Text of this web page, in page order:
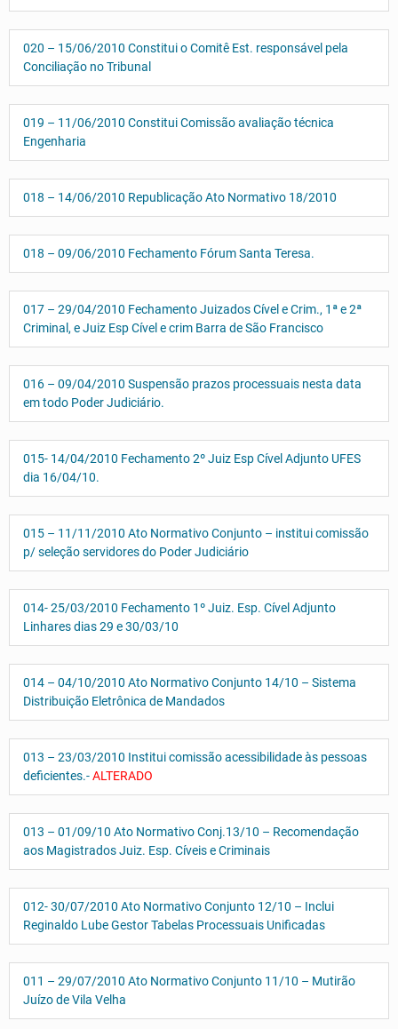
020 – 15/06/2010 Constitui o Comitê Est. responsável pela
Conciliação no Tribunal
019 – 11/06/2010 Constitui Comissão avaliação técnica
Engenharia
018 – 14/06/2010 Republicação Ato Normativo 18/2010
018 – 09/06/2010 Fechamento Fórum Santa Teresa.
017 – 29/04/2010 Fechamento Juizados Cível e Crim., 1ª e 2ª
Criminal, e Juiz Esp Cível e crim Barra de São Francisco
016 – 09/04/2010 Suspensão prazos processuais nesta data
em todo Poder Judiciário.
015- 14/04/2010 Fechamento 2º Juiz Esp Cível Adjunto UFES
dia 16/04/10.
015 – 11/11/2010 Ato Normativo Conjunto – institui comissão
p/ seleção servidores do Poder Judiciário
014- 25/03/2010 Fechamento 1º Juiz. Esp. Cível Adjunto
Linhares dias 29 e 30/03/10
014 – 04/10/2010 Ato Normativo Conjunto 14/10 – Sistema
Distribuição Eletrônica de Mandados
013 – 23/03/2010 Institui comissão acessibilidade às pessoas
deficientes.-ALTERADO
013 – 01/09/10 Ato Normativo Conj.13/10 – Recomendação
aos Magistrados Juiz. Esp. Cíveis e Criminais
012- 30/07/2010 Ato Normativo Conjunto 12/10 – Inclui
Reginaldo Lube Gestor Tabelas Processuais Unificadas
011 – 29/07/2010 Ato Normativo Conjunto 11/10 – Mutirão
Juízo de Vila Velha